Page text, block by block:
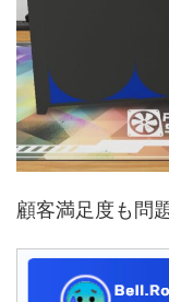
顧客満足度も問